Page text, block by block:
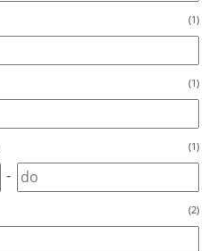
(1)
(1)
(1)
-
(2)